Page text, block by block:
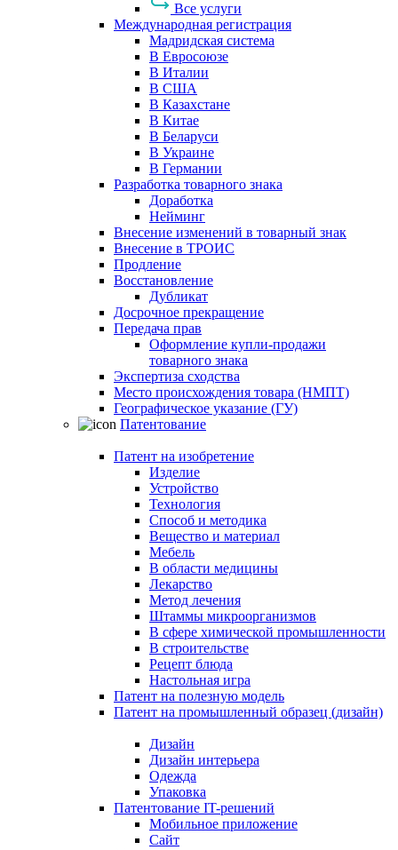
Все услуги
Международная регистрация
Мадридская система
В Евросоюзе
В Италии
В США
В Казахстане
В Китае
В Беларуси
В Украине
В Германии
Разработка товарного знака
Доработка
Нейминг
Внесение изменений в товарный знак
Внесение в ТРОИС
Продление
Восстановление
Дубликат
Досрочное прекращение
Передача прав
Оформление купли-продажи
товарного знака
Экспертиза сходства
Место происхождения товара (НМПТ)
Географическое указание (ГУ)
Патентование
Патент на изобретение
Изделие
Устройство
Технология
Способ и методика
Вещество и материал
Мебель
В области медицины
Лекарство
Метод лечения
Штаммы микроорганизмов
В сфере химической промышленности
В строительстве
Рецепт блюда
Настольная игра
Патент на полезную модель
Патент на промышленный образец (дизайн)
Дизайн
Дизайн интерьера
Одежда
Упаковка
Патентование IT-решений
Мобильное приложение
Сайт